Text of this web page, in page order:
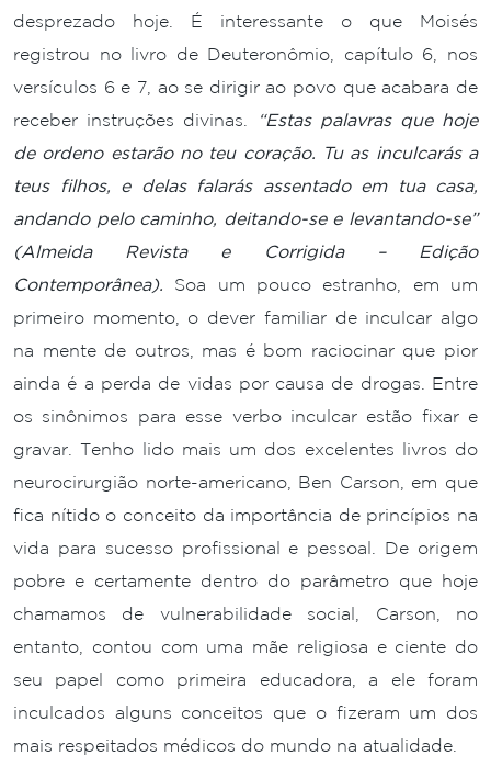
desprezado hoje. É interessante o que Moisés
registrou no livro de Deuteronômio, capítulo 6, nos
versículos 6 e 7, ao se dirigir ao povo que acabara de
receber instruções divinas.
“Estas palavras que hoje
de ordeno estarão no teu coração. Tu as inculcarás a
teus filhos, e delas falarás assentado em tua casa,
andando pelo caminho, deitando-se e levantando-se”
(Almeida Revista e Corrigida – Edição
Contemporânea). Soa um pouco estranho, em um
primeiro momento, o dever familiar de inculcar algo
na mente de outros, mas é bom raciocinar que pior
ainda é a perda de vidas por causa de drogas. Entre
os sinônimos para esse verbo inculcar estão fixar e
gravar. Tenho lido mais um dos excelentes livros do
neurocirurgião norte-americano, Ben Carson, em que
fica nítido o conceito da importância de princípios na
vida para sucesso profissional e pessoal. De origem
pobre e certamente dentro do parâmetro que hoje
chamamos de vulnerabilidade social, Carson, no
entanto, contou com uma mãe religiosa e ciente do
seu papel como primeira educadora, a ele foram
inculcados alguns conceitos que o fizeram um dos
mais respeitados médicos do mundo na atualidade.